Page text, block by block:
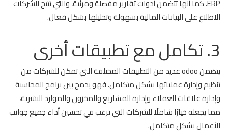
ERP. كما أنها تتضمن أدوات تقارير مفصلة ومرئية، والتي تتيح للشركات
الاطلاع على البيانات المالية بسهولة وتحليلها بشكل فعال.
3. تكامل مع تطبيقات أخرى
يتضمن odoo عديد من التطبيقات المختلفة التي تمكن للشركات من
تنظيم وإدارة عملياتها بشكل متكامل. فهو يدمج بين برامج المحاسبة
وإدارة علاقات العملاء وإدارة المشاريع والمخزون والموارد البشرية،
مما يجعله خيارًا شاملًا للشركات التي ترغب في تحسين أداء جميع جوانب
الأعمال بشكل متكامل.